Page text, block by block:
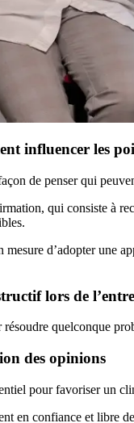
influencer les
de penser qui
qui consiste à
mesure d’adopter
lors de
quelconque
des opinions
pour favoriser un
en confiance et libre